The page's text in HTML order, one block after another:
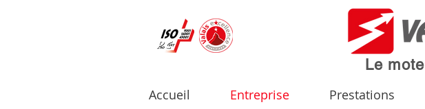
Le
Accueil Entreprise Prestations